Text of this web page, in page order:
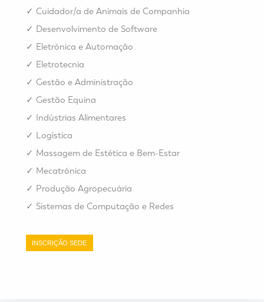
✓ Cuidador/a de Animais de Companhia
✓ Desenvolvimento de Software
✓ Eletrónica e Automação
✓ Eletrotecnia
✓ Gestão e Administração
✓ Gestão Equina
✓ Indústrias Alimentares
✓ Logística
✓ Massagem de Estética e Bem-Estar
✓ Mecatrónica
✓ Produção Agropecuária
✓ Sistemas de Computação e Redes
INSCRIÇÃO SEDE